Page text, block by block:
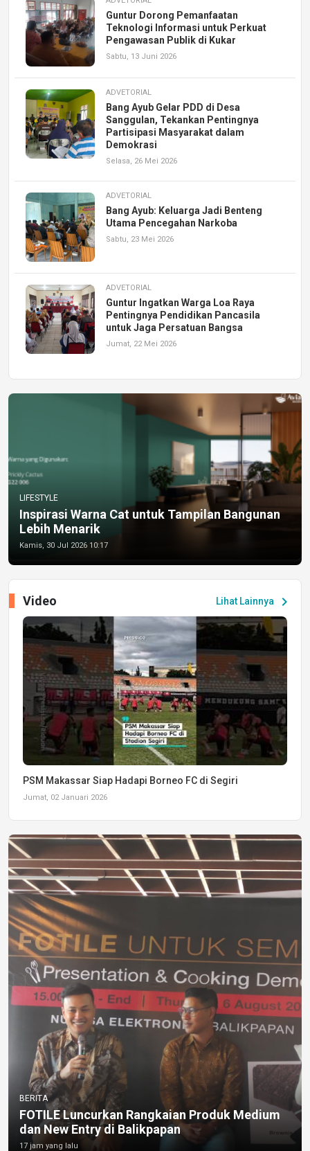
Guntur Dorong Pemanfaatan
Teknologi Informasi untuk Perkuat
Pengawasan Publik di Kukar
Sabtu, 13 Juni 2026
ADVETORIAL
Bang Ayub Gelar PDD di Desa
Sanggulan, Tekankan Pentingnya
Partisipasi Masyarakat dalam
Demokrasi
Selasa, 26 Mei 2026
ADVETORIAL
Bang Ayub: Keluarga Jadi Benteng
Utama Pencegahan Narkoba
Sabtu, 23 Mei 2026
ADVETORIAL
Guntur Ingatkan Warga Loa Raya
Pentingnya Pendidikan Pancasila
untuk Jaga Persatuan Bangsa
Jumat, 22 Mei 2026
LIFESTYLE
Inspirasi Warna Cat untuk Tampilan Bangunan
Lebih Menarik
Kamis, 30 Jul 2026 10:17
Lihat Lainnya chevron_right
Video
PSM Makassar Siap Hadapi Borneo FC di Segiri
Jumat, 02 Januari 2026
BERITA
FOTILE Luncurkan Rangkaian Produk Medium
dan New Entry di Balikpapan
17 jam yang lalu